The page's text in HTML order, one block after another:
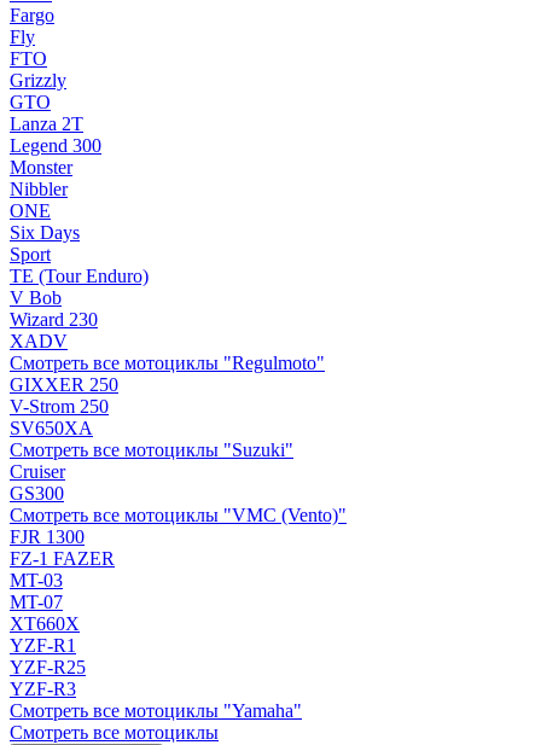
Fargo
Fly
FTO
Grizzly
GTO
Lanza 2T
Legend 300
Monster
Nibbler
ONE
Six Days
Sport
TE (Tour Enduro)
V Bob
Wizard 230
XADV
Смотреть все мотоциклы "Regulmoto"
GIXXER 250
V-Strom 250
SV650XA
Смотреть все мотоциклы "Suzuki"
Cruiser
GS300
Смотреть все мотоциклы "VMC (Vento)"
FJR 1300
FZ-1 FAZER
MT-03
MT-07
XT660X
YZF-R1
YZF-R25
YZF-R3
Смотреть все мотоциклы "Yamaha"
Смотреть все мотоциклы